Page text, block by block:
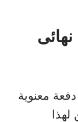
معنوية